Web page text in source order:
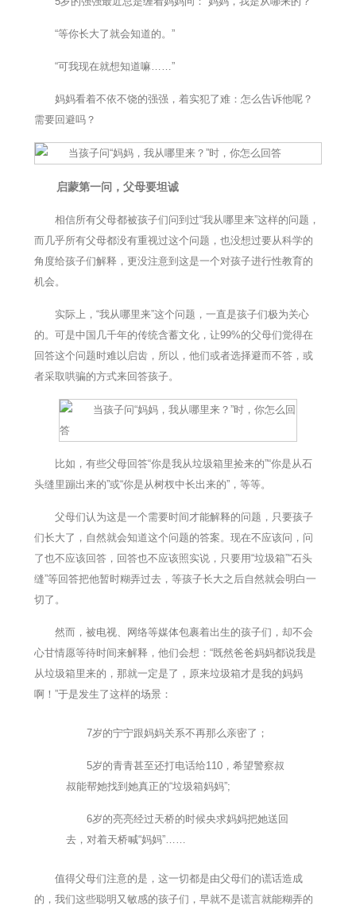
“等你长大了就会知道的。”
“可我现在就想知道嘛……”
妈妈看着不依不饶的强强，着实犯了难：怎么告诉他呢？
需要回避吗？
启蒙第一问，父母要坦诚
相信所有父母都被孩子们问到过“我从哪里来”这样的问题，
而几乎所有父母都没有重视过这个问题，也没想过要从科学的
角度给孩子们解释，更没注意到这是一个对孩子进行性教育的
机会。
实际上，“我从哪里来”这个问题，一直是孩子们极为关心
的。可是中国几千年的传统含蓄文化，让99%的父母们觉得在
回答这个问题时难以启齿，所以，他们或者选择避而不答，或
者采取哄骗的方式来回答孩子。
比如，有些父母回答“你是我从垃圾箱里捡来的”“你是从石
头缝里蹦出来的”或“你是从树杈中长出来的”，等等。
父母们认为这是一个需要时间才能解释的问题，只要孩子
们长大了，自然就会知道这个问题的答案。现在不应该问，问
了也不应该回答，回答也不应该照实说，只要用“垃圾箱”“石头
缝”等回答把他暂时糊弄过去，等孩子长大之后自然就会明白一
切了。
然而，被电视、网络等媒体包裹着出生的孩子们，却不会
心甘情愿等待时间来解释，他们会想：“既然爸爸妈妈都说我是
从垃圾箱里来的，那就一定是了，原来垃圾箱才是我的妈妈
啊！”于是发生了这样的场景：
7岁的宁宁跟妈妈关系不再那么亲密了；
5岁的青青甚至还打电话给110，希望警察叔
叔能帮她找到她真正的“垃圾箱妈妈”;
6岁的亮亮经过天桥的时候央求妈妈把她送回
去，对着天桥喊“妈妈”……
值得父母们注意的是，这一切都是由父母们的谎话造成
的，我们这些聪明又敏感的孩子们，早就不是谎言就能糊弄的